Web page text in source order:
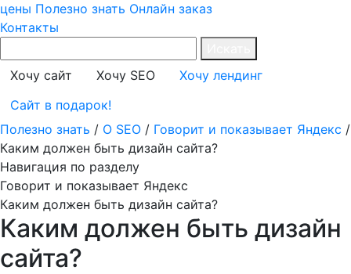
цены Полезно знать Онлайн заказ
Контакты
Хочу сайт
Хочу SEO
Хочу лендинг
Сайт в подарок!
Полезно знать / О SEO / Говорит и показывает Яндекс /
Каким должен быть дизайн сайта?
Каким должен быть дизайн сайта?
Каким должен быть дизайн
сайта?
Навигация по разделу
Говорит и показывает Яндекс